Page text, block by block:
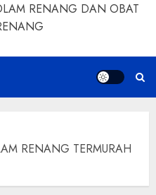
RENANG DAN OBAT
RENANG TERMURAH